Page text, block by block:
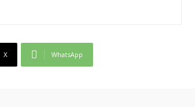
X WhatsApp